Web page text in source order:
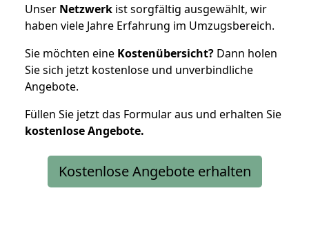
Unser Netzwerk ist sorgfältig ausgewählt, wir
haben viele Jahre Erfahrung im Umzugsbereich.
Sie möchten eine Kostenübersicht? Dann holen
Sie sich jetzt kostenlose und unverbindliche
Angebote.
Füllen Sie jetzt das Formular aus und erhalten Sie
kostenloseAngebote.
Kostenlose Angebote erhalten